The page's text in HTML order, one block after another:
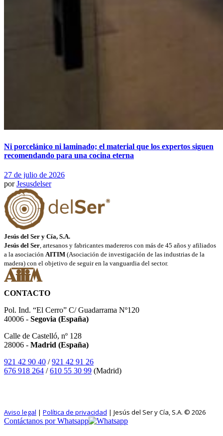
Ni porcelánico ni laminado; el material que los expertos siguen
recomendando para una cocina eterna
27 de julio de 2026
porJesusdelser
Jesús del Ser y Cía, S.A.
Jesús del Ser , artesanos y fabricantes madereros con más de 45 años y afiliados
a la asociación AITIM (Asociación de investigación de las industrias de la
madera) con el objetivo de seguir en la vanguardia del sector.
CONTACTO
Pol. Ind. “El Cerro” C/ Guadarrama Nº120
40006 - Segovia (España)
Calle de Castelló, nº 128
28006 - Madrid (España)
921 42 90 40 /921 42 91 26
676 918 264 /610 55 30 99 (Madrid)
Aviso legal | Política de privacidad | Jesús del Ser y Cía, S.A. © 2026
Contáctanos por Whatsapp